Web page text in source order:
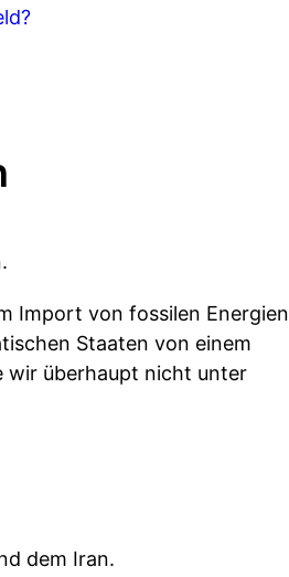
Import von fossilen Energien
Staaten von einem
wir überhaupt nicht unter
dem Iran.